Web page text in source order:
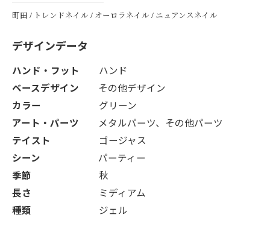
町田 / トレンドネイル / オーロラネイル / ニュアンスネイル
デザインデータ
ハンド・フット ハンド
ベースデザイン その他デザイン
カラー グリーン
アート・パーツ
メタルパーツ、その他パーツ
テイスト ゴージャス
シーン パーティー
季節 秋
長さ ミディアム
種類 ジェル